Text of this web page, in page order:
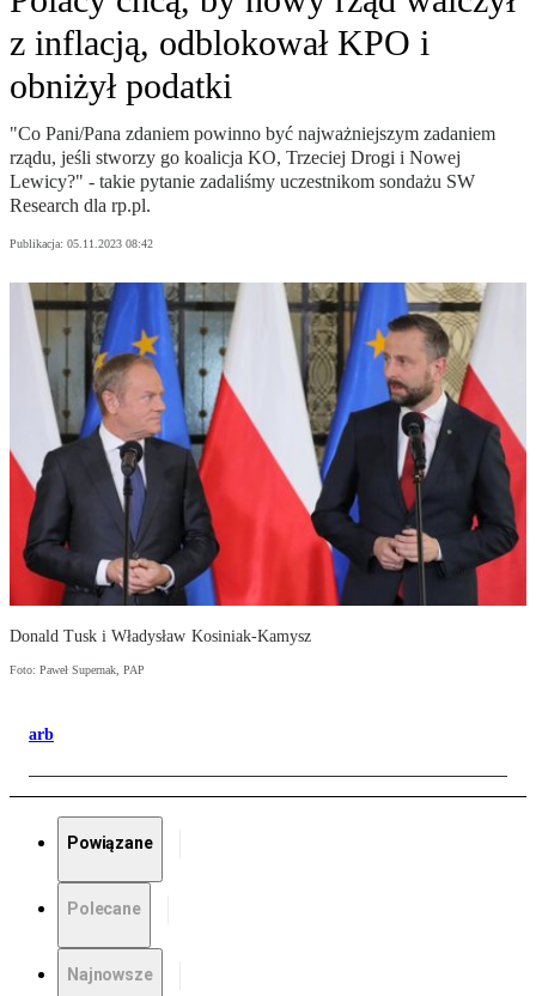
z inflacją, odblokował KPO i
obniżył podatki
"Co Pani/Pana zdaniem powinno być najważniejszym zadaniem
rządu, jeśli stworzy go koalicja KO, Trzeciej Drogi i Nowej
Lewicy?" - takie pytanie zadaliśmy uczestnikom sondażu SW
Research dla rp.pl.
Publikacja: 05.11.2023 08:42
Donald Tusk i Władysław Kosiniak-Kamysz
Foto: Paweł Supernak, PAP
arb
Powiązane
Polecane
Najnowsze